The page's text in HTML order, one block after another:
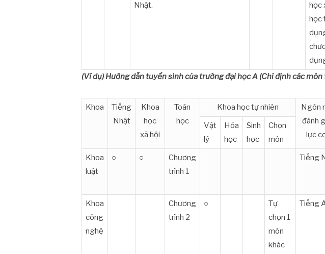
Nhật.
học
học
(Ví dụ) Hướng dẫn tuyển sinh của trường đại học A (Chỉ định các môn
Khoa
Tiếng
Nhật
Khoa
học
xã hội
Toán
học
Khoa học tự nhiên
Ngôn
đánh
lực
Vật
lý
Hóa
học
Sinh
học
Chọn
môn
Khoa
luật
○ ○
Chương
trình 1
Tiếng
Khoa
công
nghệ
Chương
trình 2
○
Tự
chọn 1
môn
khác
Tiếng